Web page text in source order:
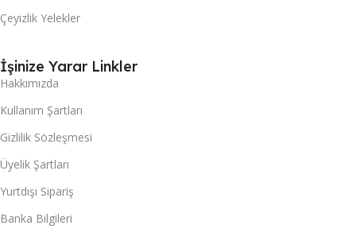
Çeyizlik Yelekler
İşinize Yarar Linkler
Hakkımızda
Kullanım Şartları
Gizlilik Sözleşmesi
Üyelik Şartları
Yurtdışı Sipariş
Banka Bilgileri